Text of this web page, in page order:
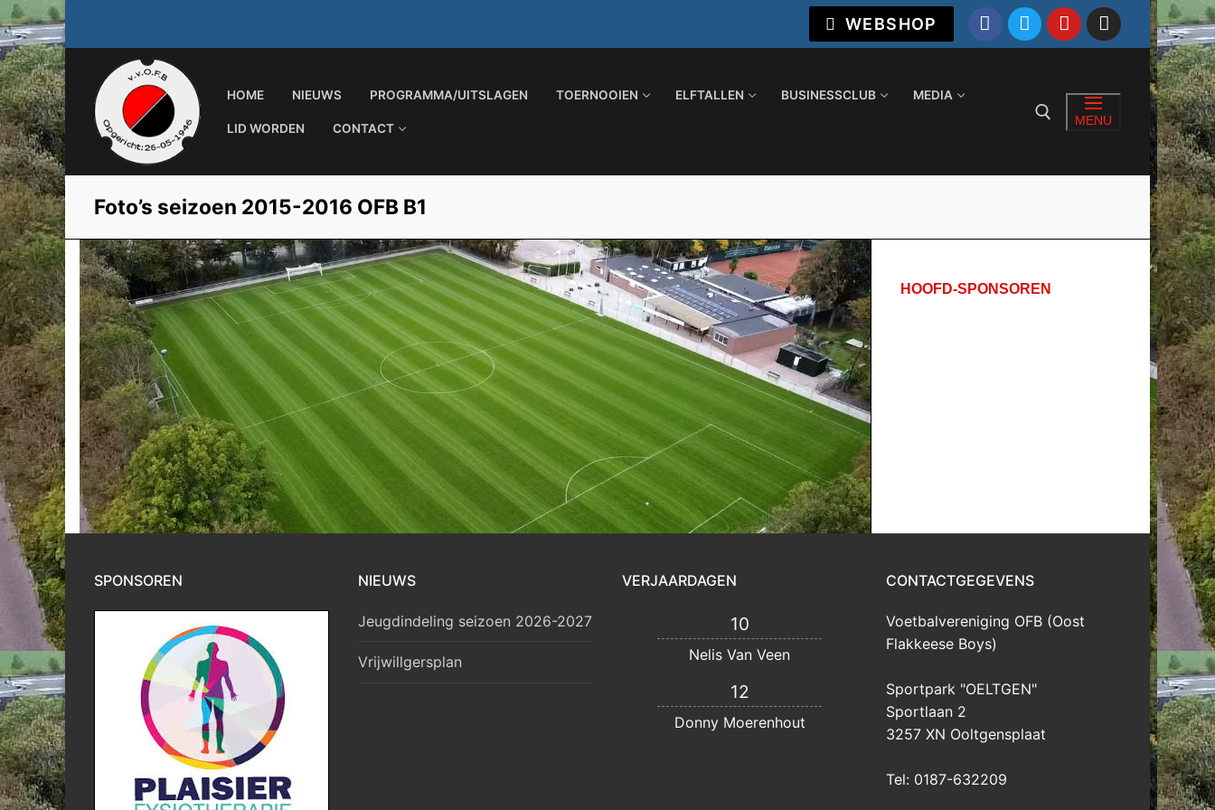
naar
de
inhoud
WEBSHOP
HOME NIEUWS PROGRAMMA/UITSLAGEN TOERNOOIEN ELFTALLEN BUSINESSCLUB MEDIA
LID WORDEN CONTACT
MENU
Foto’s seizoen 2015-2016 OFB B1
HOOFD-SPONSOREN
SPONSOREN NIEUWS
Jeugdindeling seizoen 2026-2027
Vrijwillgersplan
VERJAARDAGEN
10
Nelis Van Veen
12
Donny Moerenhout
CONTACTGEGEVENS
Voetbalvereniging OFB (Oost
Flakkeese Boys)
Sportpark "OELTGEN"
Sportlaan 2
3257 XN Ooltgensplaat
Tel: 0187-632209